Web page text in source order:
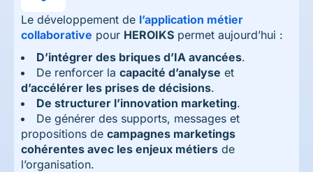
Le développement de l’application métier
collaborative pour HEROIKS permet aujourd’hui :
D’intégrer des briques d’IA avancées.
De renforcer la capacité d’analyse et
d’accélérer les prises de décisions.
De structurer l’innovation marketing.
De générer des supports, messages et
propositions de campagnes marketings
cohérentes avec les enjeux métiers de
l’organisation.